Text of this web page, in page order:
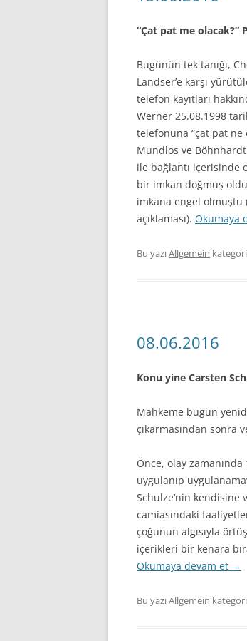
“Çat pat me olacak?”
Bugünün tek tanığı,
Landser’e karşı
telefon kayıtları
Werner 25.08.1998
telefonuna “çat pat ne
Mundlos ve
ile bağlantı içerisinde
bir imkan doğmuş
imkana engel olmuştu
açıklaması). Okumaya
Bu yazıAllgemein
08.06.2016
Konu yine Carsten
Mahkeme bugün
çıkarmasından
Önce, olay
uygulanıp
Schulze’nin kendisine
camiasındaki
çoğunun algısıyla
içerikleri bir kenara
Okumaya devam et →
Bu yazıAllgemein